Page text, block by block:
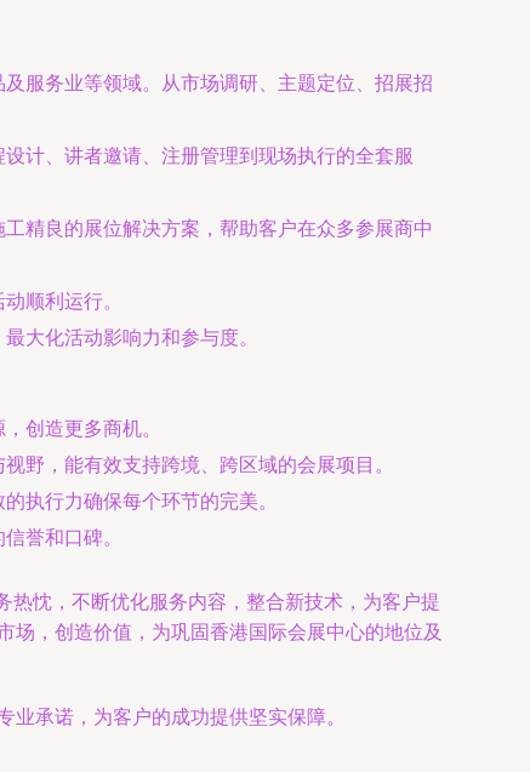
服务业等领域。从市场调研、主题定位、招展招
计、讲者邀请、注册管理到现场执行的全套服
精良的展位解决方案，帮助客户在众多参展商中
顺利运行。
大化活动影响力和参与度。
创造更多商机。
野，能有效支持跨境、跨区域的会展项目。
执行力确保每个环节的完美。
誉和口碑。
忱，不断优化服务内容，整合新技术，为客户提
，创造价值，为巩固香港国际会展中心的地位及
承诺，为客户的成功提供坚实保障。